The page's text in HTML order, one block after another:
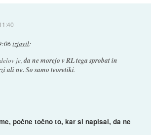
izjavil:
je,da ne morejo v RL tega sprobat in
ali ne. So samo teoretiki.
počne točno to, kar si napisal, da ne